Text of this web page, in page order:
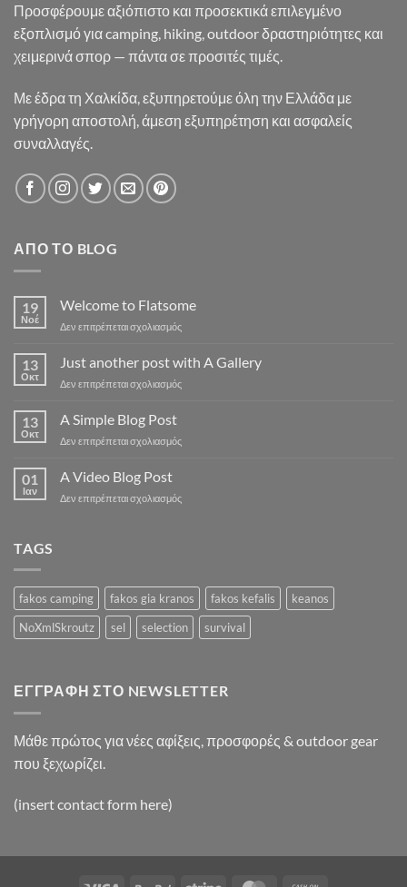
Προσφέρουμε αξιόπιστο και προσεκτικά επιλεγμένο
εξοπλισμό για camping, hiking, outdoor δραστηριότητες και
χειμερινά σπορ — πάντα σε προσιτές τιμές.
Με έδρα τη Χαλκίδα, εξυπηρετούμε όλη την Ελλάδα με
γρήγορη αποστολή, άμεση εξυπηρέτηση και ασφαλείς
συναλλαγές.
ΑΠΌ ΤΟ BLOG
19
Νοέ
Welcome to Flatsome
Δεν επιτρέπεται σχολιασμόςστο
to
Flatsome
13
Οκτ
Just another post with A Gallery
Δεν επιτρέπεται σχολιασμόςστο
with
13
Οκτ
A Simple Blog Post
Δεν επιτρέπεται σχολιασμόςστο
Post
01
Ιαν
A Video Blog Post
Δεν επιτρέπεται σχολιασμόςστο
TAGS
fakos camping fakos gia kranos fakos kefalis
keanos
NoXmlSkroutz
sel selection survival
ΕΓΓΡΑΦΉ ΣΤΟ NEWSLETTER
Μάθε πρώτος για νέες αφίξεις, προσφορές & outdoor gear
που ξεχωρίζει.
(insert contact form here)